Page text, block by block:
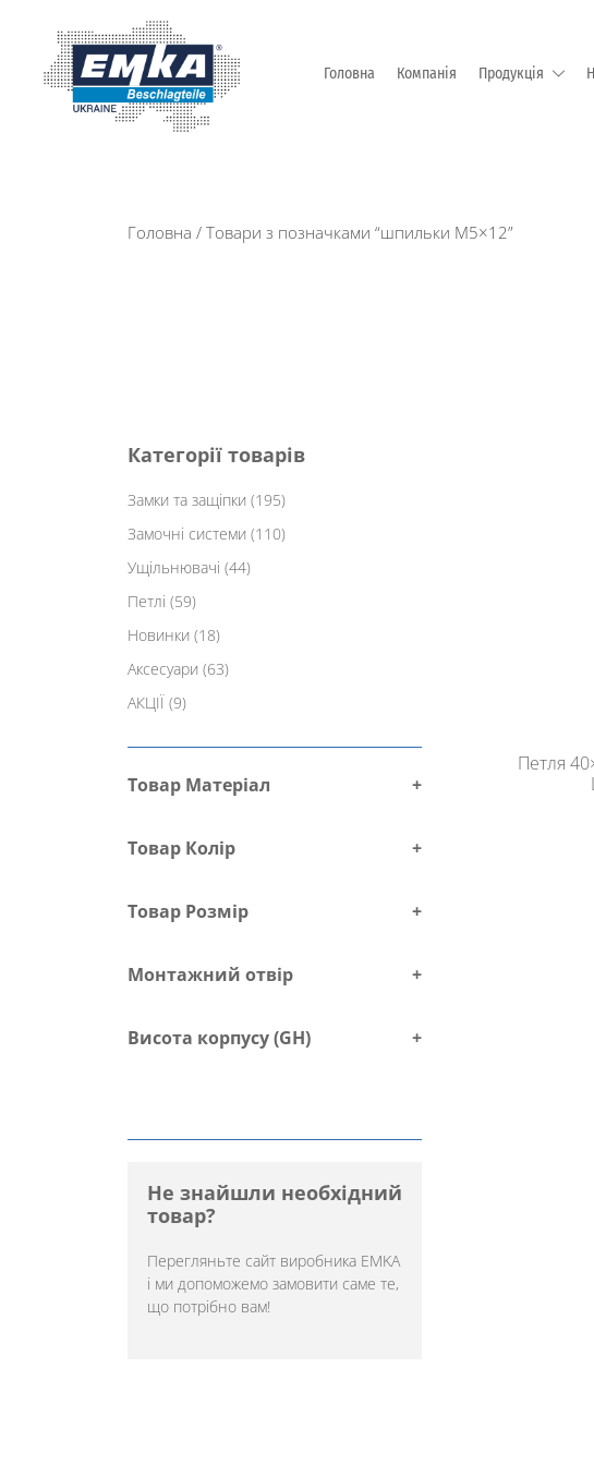
Головна Компанія Продукція
Головна / Товари з позначками “шпильки М5×12”
Петля
Категорії товарів
Замки та защіпки (195)
Замочні системи (110)
Ущільнювачі (44)
Петлі (59)
Новинки (18)
Аксесуари (63)
АКЦІЇ (9)
Товар Матеріал +
Товар Колір +
Товар Розмір +
Монтажний отвір +
Висота корпусу (GH) +
Не знайшли необхідний
товар?
Перегляньте сайт виробника EMKA
і ми допоможемо замовити саме те,
що потрібно вам!